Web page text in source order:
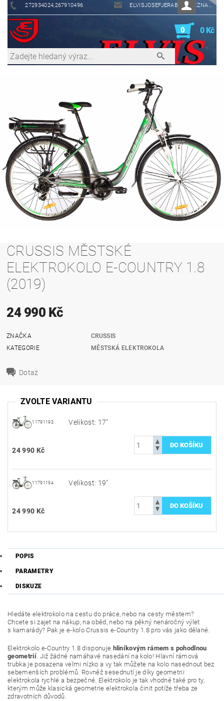
272934024,267910496 ELVISJOSEFJERABEK@SEZNAM.CZ
0 0 Kč
CRUSSIS MĚSTSKÉ
ELEKTROKOLO E-COUNTRY 1.8
(2019)
24 990 Kč
ZNAČKA
CRUSSIS
KATEGORIE
MĚSTSKÁ ELEKTROKOLA
Dotaz
ZVOLTE VARIANTU
11791193 Velikost: 17"
24 990 Kč
11791194 Velikost: 19"
24 990 Kč
POPIS
PARAMETRY
DISKUZE
Hledáte elektrokolo na cestu do práce, nebo na cesty městem?
Chcete si zajet na nákup, na oběd, nebo na pěkný nenáročný výlet
s kamarády? Pak je e-kolo Crussis e-Country 1.8 pro vás jako dělané.
Elektrokolo e-Country 1.8 disponuje hliníkovým rámem s pohodlnou
geometrií. Již žádné namáhavé nasedání na kolo! Hlavní rámová
trubka je posazena velmi nízko a vy tak můžete na kolo nasednout bez
sebemenších problémů. Rovněž sesednutí je díky geometrii
elektrokola rychlé a bezpečné. Elektrokolo je tak vhodné také pro ty,
kterým může klasická geometrie elektrokola činit potíže třeba ze
zdravotních důvodů.